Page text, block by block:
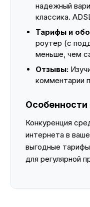
надежный
классика.
Тарифы и
роутер (с
меньше, чем
Отзывы:
комментарии
Особенности
Конкуренция
интернета в
выгодные
для регулярной